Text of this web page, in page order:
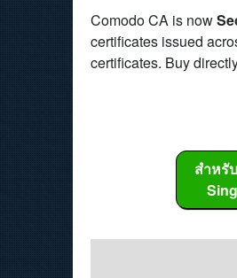
Comodo CA is now
certificates issued
certificates. Buy
สำหรั